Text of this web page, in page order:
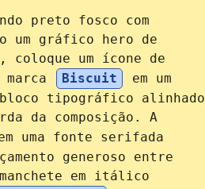
preto fosco com
um gráfico hero de
coloque um ícone de
Biscuit
em um
tipográfico alinhado
da composição. A
uma fonte serifada
generoso entre
em itálico